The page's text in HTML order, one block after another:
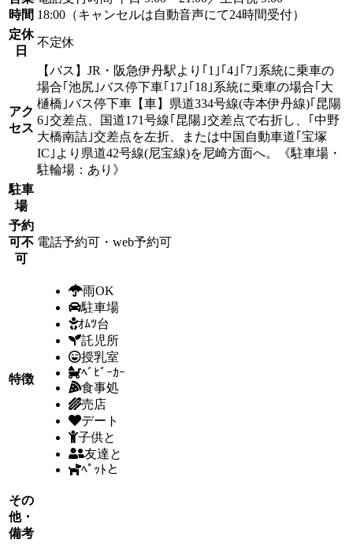
時間 18:00（キャンセルは自動音声にて24時間受付）
定休
日
不定休
アク
セス
【バス】JR・阪急伊丹駅より｢1｣｢4｣｢7｣系統に乗車の
場合｢池尻｣バス停下車｢17｣｢18｣系統に乗車の場合｢大
樋橋｣バス停下車【車】県道334号線(寺本伊丹線)｢昆陽
6｣交差点、国道171号線｢昆陽｣交差点で右折し、｢中野
大橋南詰｣交差点を左折、または中国自動車道｢宝塚
IC｣より県道42号線(尼宝線)を尼崎方面へ。《駐車場・
駐輪場：あり》
駐車
場
予約
可不
可
電話予約可・web予約可
特徴
雨OK
駐車場
ｵﾑﾂ台
託児所
授乳室
ﾍﾞﾋﾞｰｶｰ
食事処
売店
デート
子供と
友達と
ﾍﾟｯﾄと
その
他・
備考